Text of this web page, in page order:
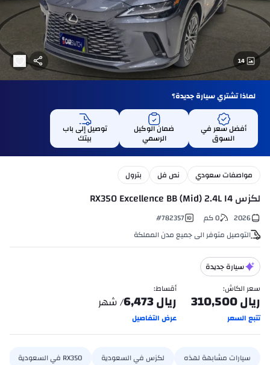
14
لماذا تشتري سيارة جديدة؟
أفضل سعر في
السوق
ضمان الوكيل
الرسمي
توصيل إلى باب
بيتك
مواصفات سعودي نص فل بترول
لكزس RX350 Excellence BB (Mid) 2.4L I4
2026
0 كم #782357
التوصيل متوفر الى جميع مدن المملكة
سيارة جديدة
سعر الكاش:
ريال310,500
تتبع السعر
أقساط:
ريال6,473/ شهر
عرض التفاصيل
سيارات مشابهة لهذه لكزس في السعودية RX350 في السعودية